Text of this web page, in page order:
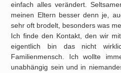
einfach alles verändert.
meinen Eltern besser denn je,
sehr oft brodelt, besonders was
Ich finde den Kontakt, den wir
eigentlich bin das nicht
Familienmensch. Ich wollte
unabhängig sein und in